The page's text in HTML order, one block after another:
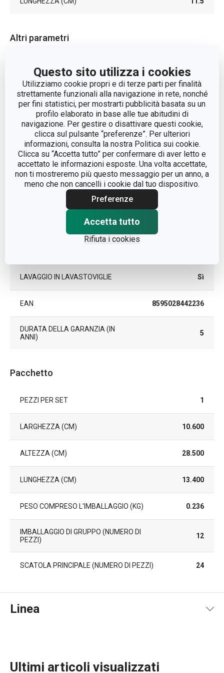
Questo sito utilizza i cookies
Utilizziamo cookie propri e di terze parti per finalità
strettamente funzionali alla navigazione in rete, nonché
per fini statistici, per mostrarti pubblicità basata su un
profilo elaborato in base alle tue abitudini di
navigazione. Per gestire o disattivare questi cookie,
clicca sul pulsante “preferenze”. Per ulteriori
informazioni, consulta la nostra Politica sui cookie.
Clicca su “Accetta tutto” per confermare di aver letto e
accettato le informazioni esposte. Una volta accettate,
non ti mostreremo più questo messaggio per un anno, a
meno che non cancelli i cookie dal tuo dispositivo.
Preferenze
Accetta tutto
Rifiuta i cookies
Altri parametri
MICROONDE
ADATTO AL FREEZER Sì
ADATTO AL FRIGORIFERO Sì
CATEGORIA
contenitori per
alimenti
LINEA DI PRODOTTO FRESHBOX
plastica, silicone
LAVAGGIO IN LAVASTOVIGLIE Sì
EAN 8595028442236
DURATA DELLA GARANZIA (IN
ANNI)
5
Pacchetto
PEZZI PER SET 1
LARGHEZZA (CM) 10.600
ALTEZZA (CM) 28.500
LUNGHEZZA (CM) 13.400
PESO COMPRESO L'IMBALLAGGIO (KG) 0.236
IMBALLAGGIO DI GRUPPO (NUMERO DI
PEZZI)
12
SCATOLA PRINCIPALE (NUMERO DI PEZZI) 24
Linea
Ultimi articoli visualizzati